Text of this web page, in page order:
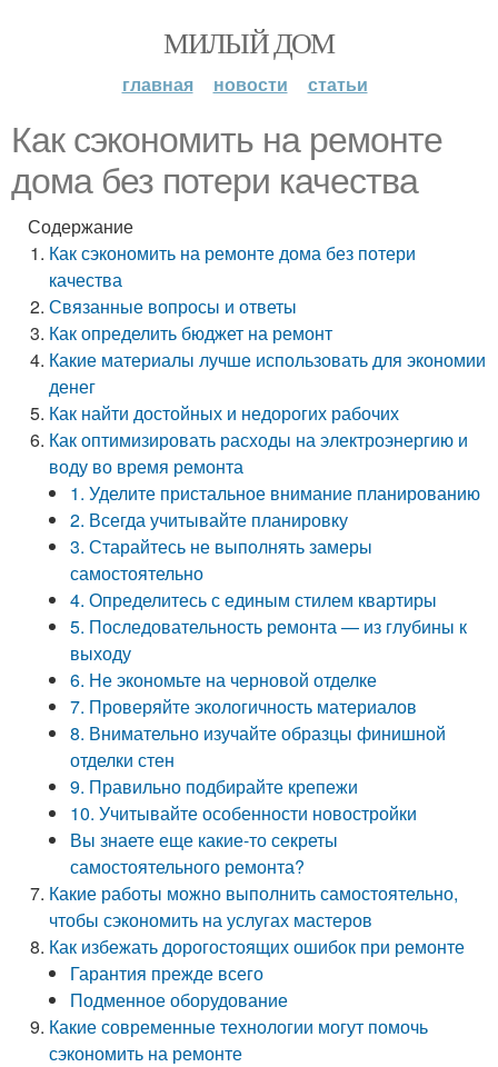
МИЛЫЙ ДОМ
главная новости статьи
Как сэкономить на ремонте
дома без потери качества
Содержание
Как сэкономить на ремонте дома без потери
качества
Связанные вопросы и ответы
Как определить бюджет на ремонт
Какие материалы лучше использовать для экономии
денег
Как найти достойных и недорогих рабочих
Как оптимизировать расходы на электроэнергию и
воду во время ремонта
1. Уделите пристальное внимание планированию
2. Всегда учитывайте планировку
3. Старайтесь не выполнять замеры
самостоятельно
4. Определитесь с единым стилем квартиры
5. Последовательность ремонта — из глубины к
выходу
6. Не экономьте на черновой отделке
7. Проверяйте экологичность материалов
8. Внимательно изучайте образцы финишной
отделки стен
9. Правильно подбирайте крепежи
10. Учитывайте особенности новостройки
Вы знаете еще какие-то секреты
самостоятельного ремонта?
Какие работы можно выполнить самостоятельно,
чтобы сэкономить на услугах мастеров
Как избежать дорогостоящих ошибок при ремонте
Гарантия прежде всего
Подменное оборудование
Какие современные технологии могут помочь
сэкономить на ремонте